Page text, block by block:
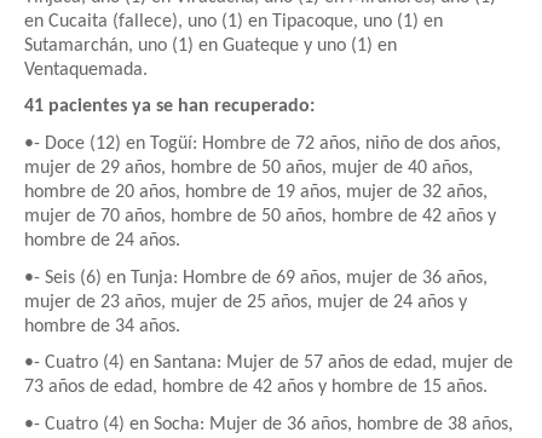
en Cucaita (fallece), uno (1) en Tipacoque, uno (1) en
Sutamarchán, uno (1) en Guateque y uno (1) en
Ventaquemada.
41 pacientes ya se han recuperado:
•- Doce (12) en Togüí: Hombre de 72 años, niño de dos años,
mujer de 29 años, hombre de 50 años, mujer de 40 años,
hombre de 20 años, hombre de 19 años, mujer de 32 años,
mujer de 70 años, hombre de 50 años, hombre de 42 años y
hombre de 24 años.
•- Seis (6) en Tunja: Hombre de 69 años, mujer de 36 años,
mujer de 23 años, mujer de 25 años, mujer de 24 años y
hombre de 34 años.
•- Cuatro (4) en Santana: Mujer de 57 años de edad, mujer de
73 años de edad, hombre de 42 años y hombre de 15 años.
•- Cuatro (4) en Socha: Mujer de 36 años, hombre de 38 años,